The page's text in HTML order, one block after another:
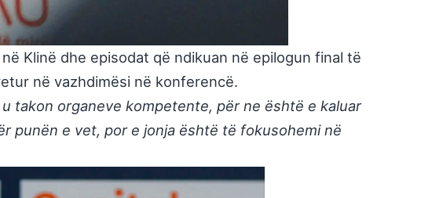
Klinë dhe episodat që ndikuan në epilogun final të
në vazhdimësi në konferencë.
takon organeve kompetente, për ne është e kaluar
punën e vet, por e jonja është të fokusohemi në